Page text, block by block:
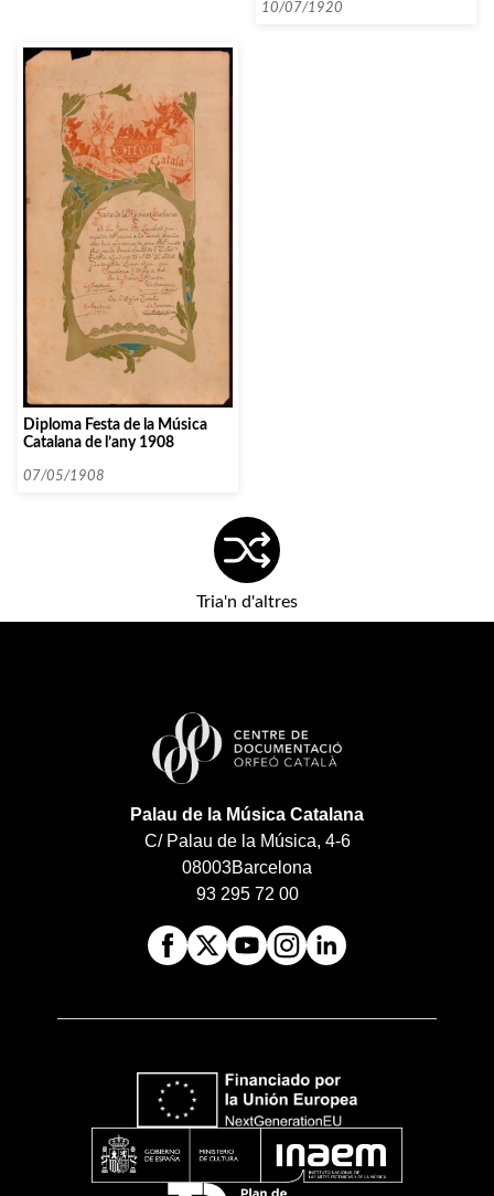
10/07/1920
Diploma Festa de la Música
Catalana de l’any 1908
07/05/1908
Tria'n d'altres
Palau de la Música Catalana
C/ Palau de la Música, 4-6
08003Barcelona
93 295 72 00